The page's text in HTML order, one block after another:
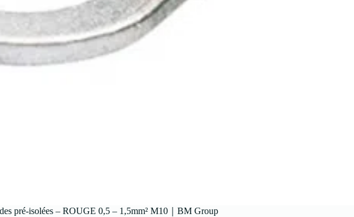
pré-isolées – ROUGE 0,5 – 1,5mm² M10｜BM Group